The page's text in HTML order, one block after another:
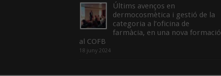
Últims avenços en
dermocosmètica i gestió de la
categoria a l’oficina de
farmàcia, en una nova formació
al COFB
18 juny 2024